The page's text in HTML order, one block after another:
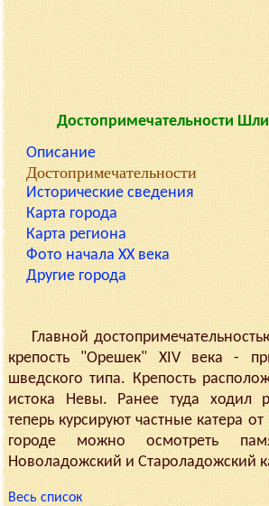
Достопримечательности
Описание
Достопримечательности
Исторические сведения
Карта города
Карта региона
Фото начала XX века
Другие города
Главной
крепость "Орешек" XIV века -
шведского типа. Крепость
истока Невы. Ранее туда ходил
теперь курсируют частные катера
городе можно осмотреть
Новоладожский и Староладожский
Весь список